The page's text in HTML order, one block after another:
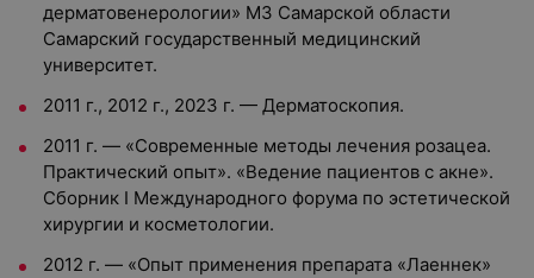
дерматовенерологии» МЗ Самарской области
Самарский государственный медицинский
университет.
2011 г., 2012 г., 2023 г. — Дерматоскопия.
2011 г. — «Современные методы лечения розацеа.
Практический опыт». «Ведение пациентов с акне».
Сборник I Международного форума по эстетической
хирургии и косметологии.
2012 г. — «Опыт применения препарата «Лаеннек»